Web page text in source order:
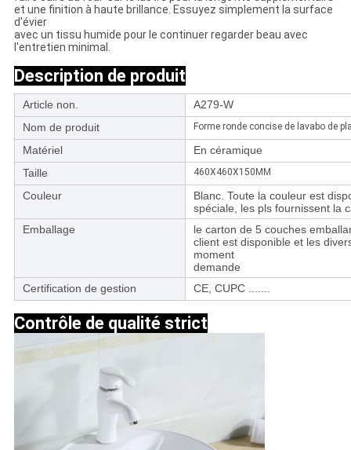
et une finition à haute brillance. Essuyez simplement la surface
d'évier
avec un tissu humide pour le continuer regarder beau avec
l'entretien minimal.
Description de produit
Article non.
A279-W
Nom de produit
Forme ronde concise de lavabo de
Matériel
En céramique
Taille
460X460X150MM
Couleur
Blanc. Toute la couleur est
spéciale, les pls fournissent la
Emballage
le carton de 5 couches
client est disponible et les
moment
demande
Certification de gestion
CE, CUPC .......
Contrôle de qualité strict